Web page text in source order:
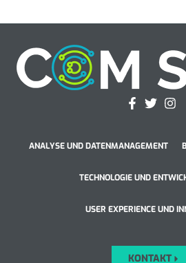
ANALYSE UND DATENMANAGEMENT
TECHNOLOGIE UND
USER EXPERIENCE UND
KONTAKT